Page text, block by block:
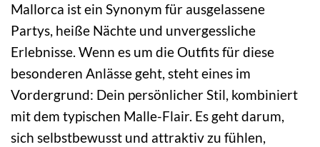
Mallorca ist ein Synonym für ausgelassene
Partys, heiße Nächte und unvergessliche
Erlebnisse. Wenn es um die Outfits für diese
besonderen Anlässe geht, steht eines im
Vordergrund: Dein persönlicher Stil, kombiniert
mit dem typischen Malle-Flair. Es geht darum,
sich selbstbewusst und attraktiv zu fühlen,